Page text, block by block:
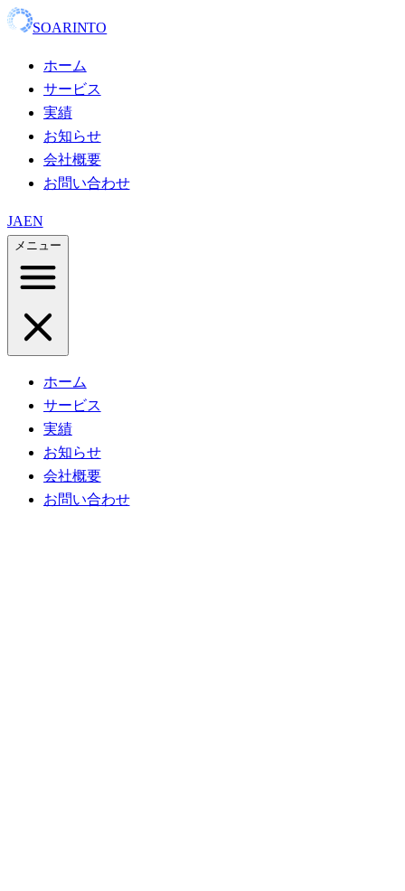
SOARINTO
ホーム
サービス
実績
お知らせ
会社概要
お問い合わせ
JAEN
メニュー
ホーム
サービス
実績
お知らせ
会社概要
お問い合わせ